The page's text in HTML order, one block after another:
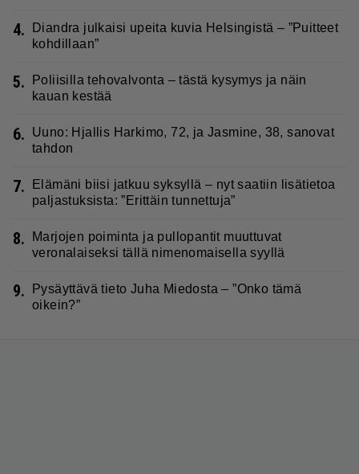
4.
Diandra julkaisi upeita kuvia Helsingistä – ”Puitteet
kohdillaan”
5.
Poliisilla tehovalvonta – tästä kysymys ja näin
kauan kestää
6.
Uuno: Hjallis Harkimo, 72, ja Jasmine, 38, sanovat
tahdon
7.
Elämäni biisi jatkuu syksyllä – nyt saatiin lisätietoa
paljastuksista: ”Erittäin tunnettuja”
8.
Marjojen poiminta ja pullopantit muuttuvat
veronalaiseksi tällä nimenomaisella syyllä
9.
Pysäyttävä tieto Juha Miedosta – ”Onko tämä
oikein?”